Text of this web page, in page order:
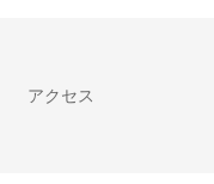
アクセス